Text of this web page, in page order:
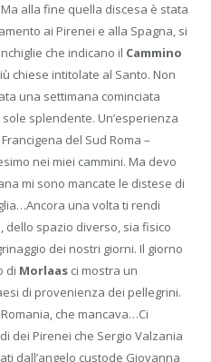
alla fine quella discesa è stata
ai Pirenei e alla Spagna, si
che indicano il Cammino
chiese intitolate al Santo. Non
una settimana cominciata
splendente. Un’esperienza
del Sud Roma –
nei miei cammini. Ma devo
mi sono mancate le distese di
una volta ti rendi
dello spazio diverso, sia fisico
dei nostri giorni. Il giorno
di Morlaas ci mostra un
di provenienza dei pellegrini.
che mancava…Ci
dei Pirenei che Sergio Valzania
dall’angelo custode Giovanna